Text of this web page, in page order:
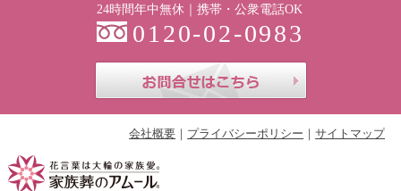
24時間年中無休｜携帯・公衆電話OK
0120-02-0983
会社概要 プライバシーポリシー サイトマップ